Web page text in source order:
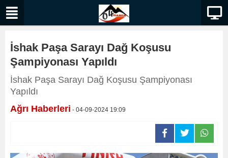
İshak Paşa Sarayı Dağ Koşusu
Şampiyonası Yapıldı
İshak Paşa Sarayı Dağ Koşusu Şampiyonası
Yapıldı
Ağrı Haberleri - 04-09-2024 19:09